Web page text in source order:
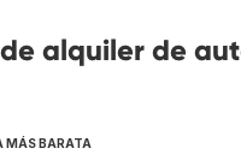
alquiler de
MÁS BARATA